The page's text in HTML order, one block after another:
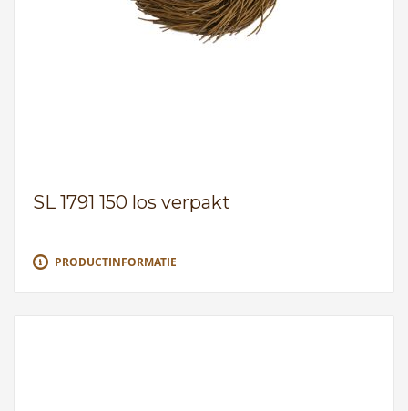
SL 1791 150 los verpakt
PRODUCTINFORMATIE